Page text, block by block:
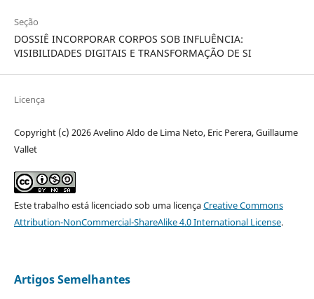
Seção
DOSSIÊ INCORPORAR CORPOS SOB INFLUÊNCIA:
VISIBILIDADES DIGITAIS E TRANSFORMAÇÃO DE SI
Licença
Copyright (c) 2026 Avelino Aldo de Lima Neto, Eric Perera, Guillaume
Vallet
Este trabalho está licenciado sob uma licençaCreative Commons
Attribution-NonCommercial-ShareAlike 4.0 International License.
Artigos Semelhantes